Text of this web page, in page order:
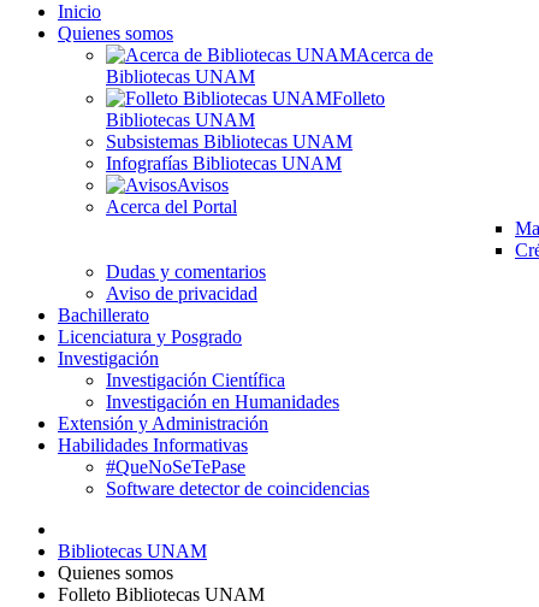
Inicio
Quienes somos
Acerca de
Bibliotecas UNAM
Folleto
Bibliotecas UNAM
Subsistemas Bibliotecas UNAM
Infografías Bibliotecas UNAM
Avisos
Acerca del Portal
Dudas y comentarios
Aviso de privacidad
Bachillerato
Licenciatura y Posgrado
Investigación
Investigación Científica
Investigación en Humanidades
Extensión y Administración
Habilidades Informativas
#QueNoSeTePase
Software detector de coincidencias
Bibliotecas UNAM
Quienes somos
Folleto Bibliotecas UNAM